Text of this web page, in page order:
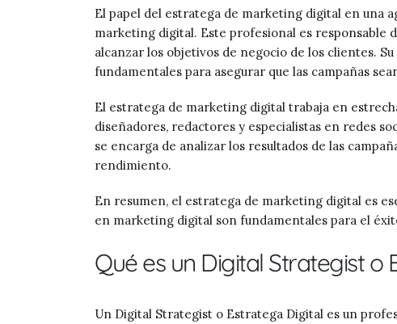
El papel del estratega de marketing digital en una
marketing digital. Este profesional es responsable
alcanzar los objetivos de negocio de los clientes.
fundamentales para asegurar que las campañas
El estratega de marketing digital trabaja en
diseñadores, redactores y especialistas en redes
se encarga de analizar los resultados de las
rendimiento.
En resumen, el estratega de marketing digital es
en marketing digital son fundamentales para el
Qué es un Digital Strategist
Un Digital Strategist o Estratega Digital es un